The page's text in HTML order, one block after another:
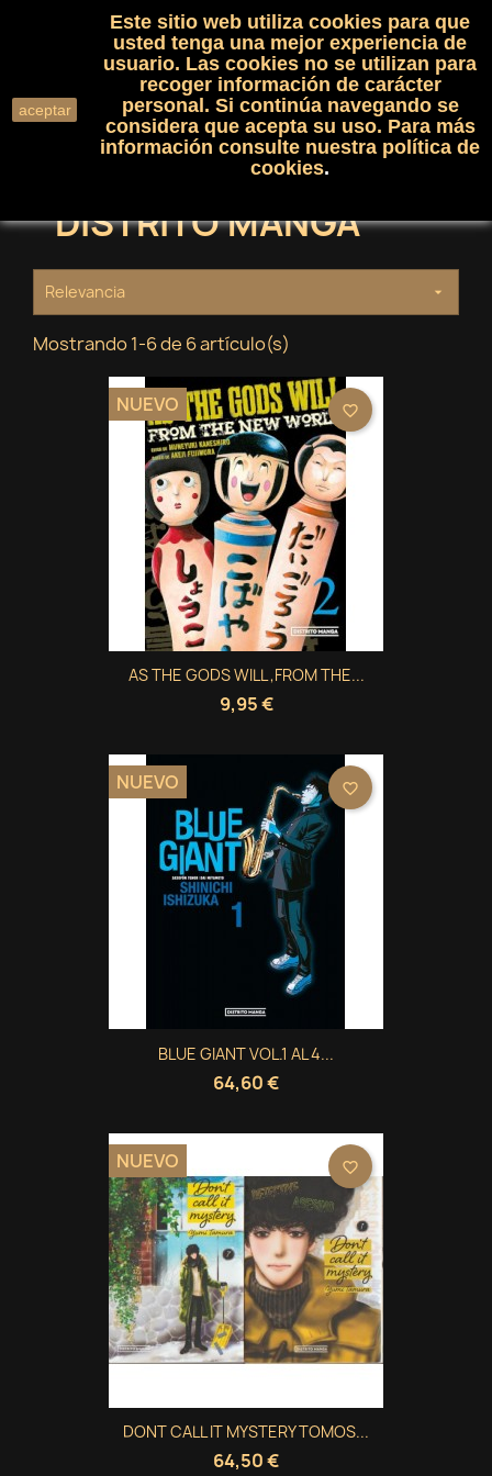
shopping_cart(0)

search
DISTRITO MANGA
Relevancia 
Mostrando 1-6 de 6 artículo(s)
AS THE GODS WILL ,FROM THE...
9,95 €
NUEVO favorite_border
BLUE GIANT VOL.1 AL 4...
64,60 €
NUEVO favorite_border
DONT CALL IT MYSTERY TOMOS...
64,50 €
NUEVO favorite_border
aceptar
Este sitio web utiliza cookies para que
usted tenga una mejor experiencia de
usuario. Las cookies no se utilizan para
recoger información de carácter
personal. Si continúa navegando se
considera que acepta su uso. Para más
información consulte nuestra política de
cookies.